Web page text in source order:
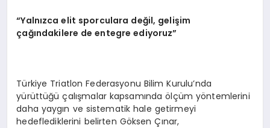
“Yalnızca elit sporculara değil, gelişim
çağındakilere de entegre ediyoruz”
Türkiye Triatlon Federasyonu Bilim Kurulu’nda
yürüttüğü çalışmalar kapsamında ölçüm yöntemlerini
daha yaygın ve sistematik hale getirmeyi
hedeflediklerini belirten Göksen Çınar,